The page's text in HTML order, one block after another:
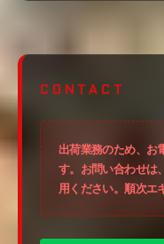
CONTACT
出荷業務のため、お
す。お問い合わせは
用ください。順次エ